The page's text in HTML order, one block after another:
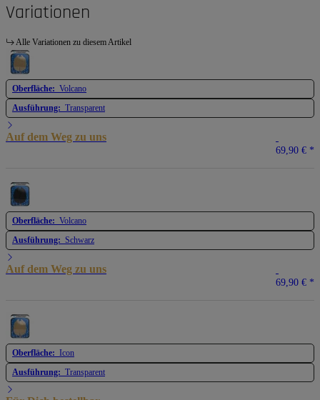
Variationen
Alle Variationen zu diesem Artikel
Oberfläche: Volcano
Ausführung: Transparent
Auf dem Weg zu uns
69,90 € *
Oberfläche: Volcano
Ausführung: Schwarz
Auf dem Weg zu uns
69,90 € *
Oberfläche: Icon
Ausführung: Transparent